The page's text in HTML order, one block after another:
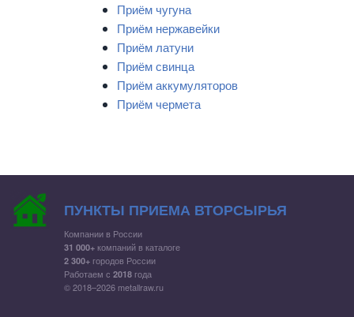
Приём чугуна
Приём нержавейки
Приём латуни
Приём свинца
Приём аккумуляторов
Приём чермета
ПУНКТЫ ПРИЕМА ВТОРСЫРЬЯ
Компании в России
31 000+ компаний в каталоге
2 300+ городов России
Работаем с 2018 года
© 2018–2026 metallraw.ru